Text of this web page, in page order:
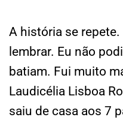
A história se
lembrar. Eu não
batiam. Fui muito
Laudicélia Lisboa
saiu de casa aos 7